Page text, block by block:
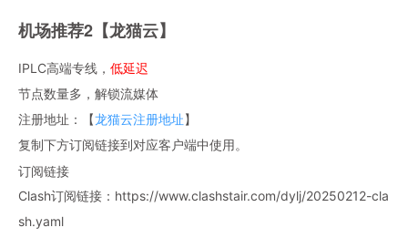
机场推荐2【龙猫云】
IPLC高端专线， 低延迟
节点数量多，解锁流媒体
注册地址：【龙猫云注册地址】
复制下方订阅链接到对应客户端中使用。
订阅链接
Clash订阅链接：https://www.clashstair.com/dylj/20250212-cla
sh.yaml